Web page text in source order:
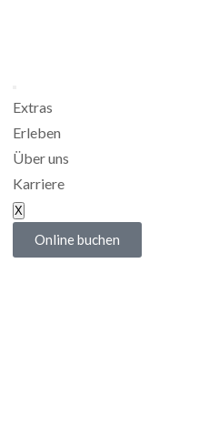
Extras
Erleben
Über uns
Karriere
X
Online buchen